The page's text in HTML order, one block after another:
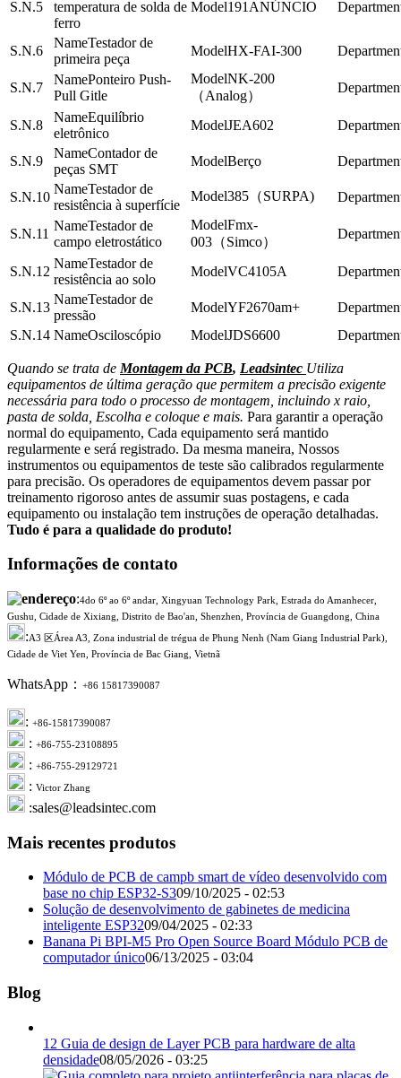
5
temperatura de solda de
ferro
191ANÚNCIO
6
Testador de
primeira peça
HX-FAI-300
7
Ponteiro Push-
Pull Gitle
NK-200
（Analog）
8
Equilíbrio
eletrônico
JEA602
9
Contador de
peças SMT
Berço
10
Testador de
resistência à superfície
385（SURPA)
11
Testador de
campo eletrostático
Fmx-
003（Simco）
12
Testador de
resistência ao solo
VC4105A
13
Testador de
pressão
YF2670am+
14
Osciloscópio JDS6600
Quando se trata de Montagem da PCB, Leadsintec Utiliza
equipamentos de última geração que permitem a precisão exigente
necessária para todo o processo de montagem, incluindo x raio,
pasta de solda, Escolha e coloque e mais. Para garantir a operação
normal do equipamento, Cada equipamento será mantido
regularmente e será registrado. Da mesma maneira, Nossos
instrumentos ou equipamentos de teste são calibrados regularmente
para precisão. Os operadores de equipamentos devem passar por
treinamento rigoroso antes de assumir suas postagens, e cada
equipamento ou instalação tem instruções de operação detalhadas.
Tudo é para a qualidade do produto!
Informações de contato
:4do 6º ao 6º andar, Xingyuan Technology Park, Estrada do Amanhecer,
Gushu, Cidade de Xixiang, Distrito de Bao'an, Shenzhen, Província de Guangdong, China
:A3 区Área A3, Zona industrial de trégua de Phung Nenh (Nam Giang Industrial Park),
Cidade de Viet Yen, Província de Bac Giang, Vietnã
WhatsApp： +86 15817390087
: +86-15817390087
: +86-755-23108895
: +86-755-29129721
: Victor Zhang
:sales@leadsintec.com
Mais recentes produtos
Módulo de PCB de campb smart de vídeo desenvolvido com
base no chip ESP32-S309/10/2025 - 02:53
Solução de desenvolvimento de gabinetes de medicina
inteligente ESP3209/04/2025 - 02:33
Banana Pi BPI-M5 Pro Open Source Board Módulo PCB de
computador único06/13/2025 - 03:04
Blog
12 Guia de design de Layer PCB para hardware de alta
densidade08/05/2026 - 03:25